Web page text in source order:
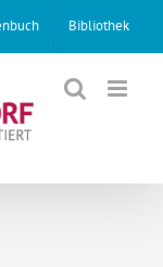
Bibliothek